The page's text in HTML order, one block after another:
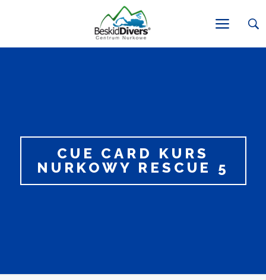
CUE CARD KURS
NURKOWY RESCUE 5